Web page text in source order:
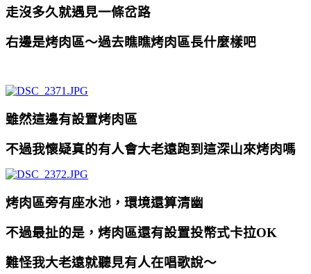
走沒多久就遇見一條岔路
右邊是烤肉區～過去瞧瞧烤肉區長什麼樣吧
雖然這邊有設置烤肉區
不過我懷疑真的有人會大老遠跑到這深山來烤肉嗎
烤肉區旁有座水池， 環境還算清幽
不過最扯的是，烤肉區還有設置投幣式卡拉OK
難怪我大老遠就聽見有人在唱歌說～